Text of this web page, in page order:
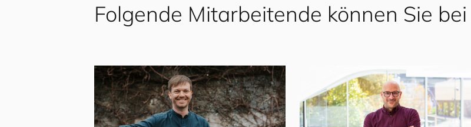
Folgende Mitarbeitende können Sie